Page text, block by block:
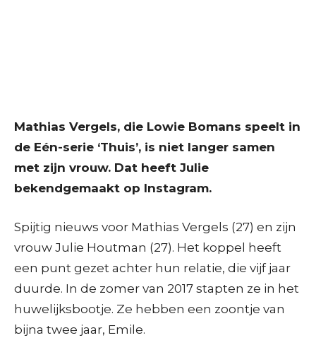
Mathias Vergels, die Lowie Bomans speelt in
de Eén-serie ‘Thuis’, is niet langer samen
met zijn vrouw. Dat heeft Julie
bekendgemaakt op Instagram.
Spijtig nieuws voor Mathias Vergels (27) en zijn
vrouw Julie Houtman (27). Het koppel heeft
een punt gezet achter hun relatie, die vijf jaar
duurde. In de zomer van 2017 stapten ze in het
huwelijksbootje. Ze hebben een zoontje van
bijna twee jaar, Emile.